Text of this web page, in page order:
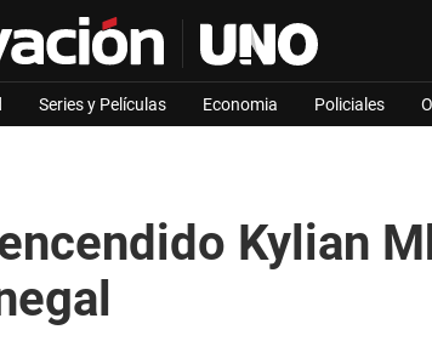
Series y Películas Economia Policiales
Kylian